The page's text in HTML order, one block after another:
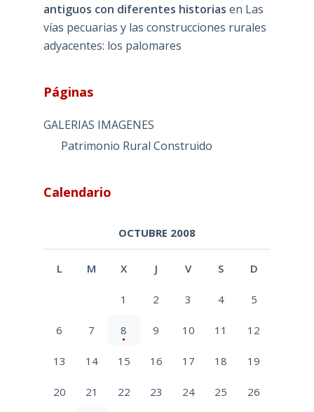
antiguos con diferentes historias en Las
vías pecuarias y las construcciones rurales
adyacentes: los palomares
Páginas
GALERIAS IMAGENES
Patrimonio Rural Construido
Calendario
OCTUBRE 2008
L M X J V S D
1 2 3 4 5
6 7 8 9 10 11 12
13 14 15 16 17 18 19
20 21 22 23 24 25 26